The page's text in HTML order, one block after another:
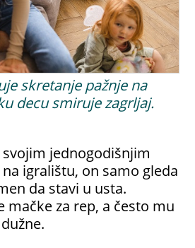
skretanje pažnje na
decu smiruje zagrljaj.
svojim jednogodišnjim
igralištu, on samo gleda
da stavi u usta.
mačke za rep, a često mu